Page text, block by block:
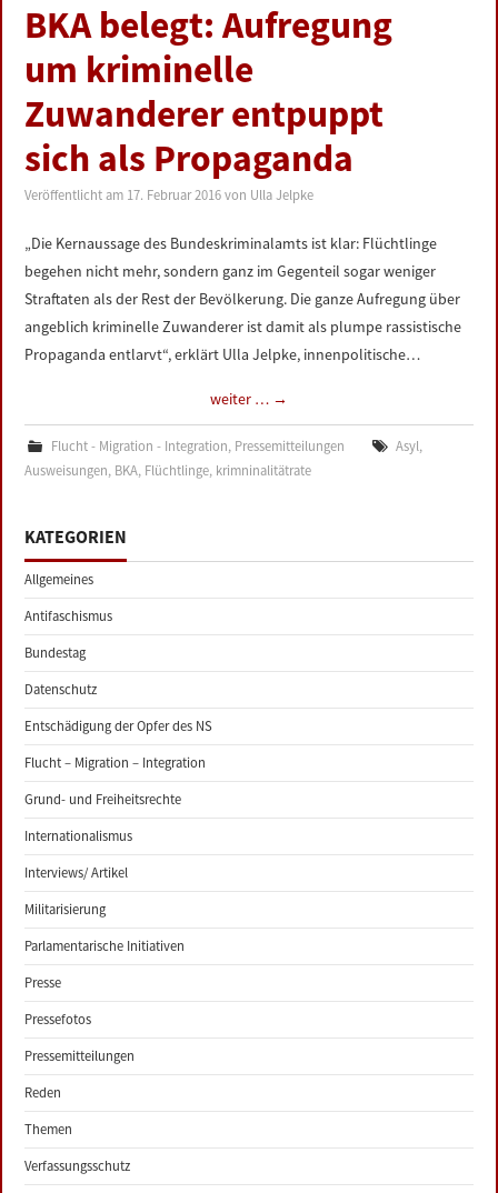
BKA belegt: Aufregung
um kriminelle
Zuwanderer entpuppt
sich als Propaganda
Veröffentlicht am 17. Februar 2016 von Ulla Jelpke
„Die Kernaussage des Bundeskriminalamts ist klar: Flüchtlinge
begehen nicht mehr, sondern ganz im Gegenteil sogar weniger
Straftaten als der Rest der Bevölkerung. Die ganze Aufregung über
angeblich kriminelle Zuwanderer ist damit als plumpe rassistische
Propaganda entlarvt“, erklärt Ulla Jelpke, innenpolitische…
weiter … →
Flucht - Migration - Integration, Pressemitteilungen Asyl,
Ausweisungen, BKA, Flüchtlinge, krimninalitätrate
KATEGORIEN
Allgemeines
Antifaschismus
Bundestag
Datenschutz
Entschädigung der Opfer des NS
Flucht – Migration – Integration
Grund- und Freiheitsrechte
Internationalismus
Interviews/ Artikel
Militarisierung
Parlamentarische Initiativen
Presse
Pressefotos
Pressemitteilungen
Reden
Themen
Verfassungsschutz